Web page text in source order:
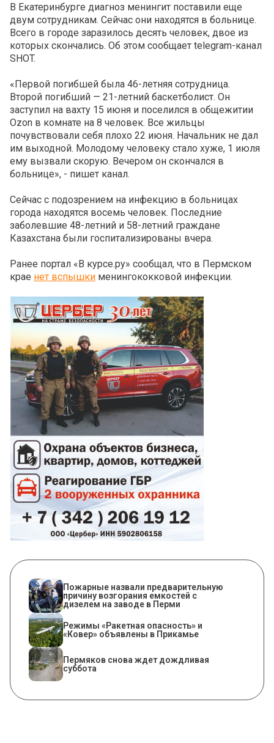
В Екатеринбурге диагноз менингит поставили еще
двум сотрудникам. Сейчас они находятся в больнице.
Всего в городе заразилось десять человек, двое из
которых скончались. Об этом сообщает telegram-канал
SHOT.
«Первой погибшей была 46-летняя сотрудница.
Второй погибший — 21-летний баскетболист. Он
заступил на вахту 15 июня и поселился в общежитии
Ozon в комнате на 8 человек. Все жильцы
почувствовали себя плохо 22 июня. Начальник не дал
им выходной. Молодому человеку стало хуже, 1 июля
ему вызвали скорую. Вечером он скончался в
больнице», - пишет канал.
Сейчас с подозрением на инфекцию в больницах
города находятся восемь человек. Последние
заболевшие 48-летний и 58-летний граждане
Казахстана были госпитализированы вчера.
Ранее портал «В курсе.ру» сообщал, что в Пермском
крае нет вспышки менингококковой инфекции.
Пожарные назвали предварительную
причину возгорания емкостей с
дизелем на заводе в Перми
Режимы «Ракетная опасность» и
«Ковер» объявлены в Прикамье
Пермяков снова ждет дождливая
суббота